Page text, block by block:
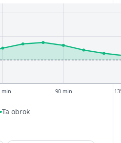
min 90 min
Ta obrok